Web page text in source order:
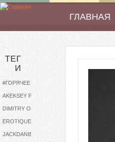
Перейти к основному содержанию
Main menu
ГЛАВНАЯ
ТЕГ
И
#ГОРЯЧЕЕ
EROTIQUE
JACKDANIELS